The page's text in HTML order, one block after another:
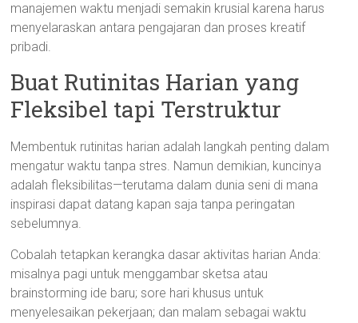
manajemen waktu menjadi semakin krusial karena harus
menyelaraskan antara pengajaran dan proses kreatif
pribadi.
Buat Rutinitas Harian yang
Fleksibel tapi Terstruktur
Membentuk rutinitas harian adalah langkah penting dalam
mengatur waktu tanpa stres. Namun demikian, kuncinya
adalah fleksibilitas—terutama dalam dunia seni di mana
inspirasi dapat datang kapan saja tanpa peringatan
sebelumnya.
Cobalah tetapkan kerangka dasar aktivitas harian Anda:
misalnya pagi untuk menggambar sketsa atau
brainstorming ide baru; sore hari khusus untuk
menyelesaikan pekerjaan; dan malam sebagai waktu